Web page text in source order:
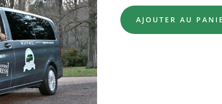
AJOUTER AU